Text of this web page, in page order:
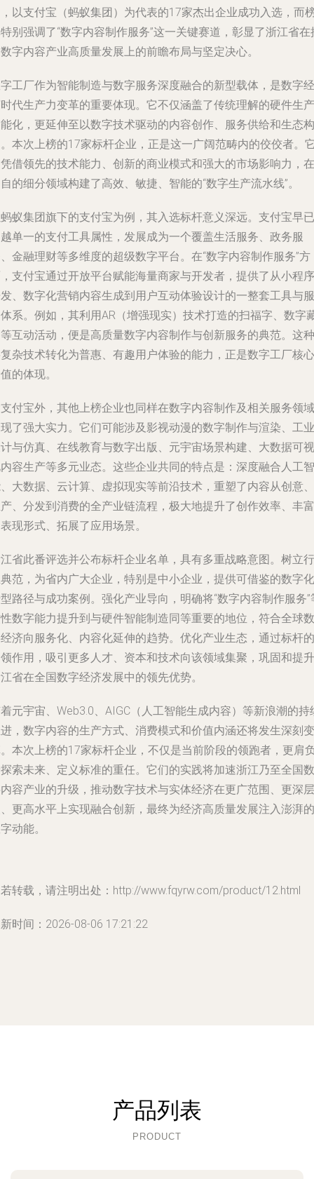
以支付宝（蚂蚁集团）为代表的17家杰出企业成功入选，而
别强调了“数字内容制作服务”这一关键赛道，彰显了浙江省在
字内容产业高质量发展上的前瞻布局与坚定决心。
工厂作为智能制造与数字服务深度融合的新型载体，是数字经
代生产力变革的重要体现。它不仅涵盖了传统理解的硬件生产
化，更延伸至以数字技术驱动的内容创作、服务供给和生态构
本次上榜的17家标杆企业，正是这一广阔范畴内的佼佼者。
借领先的技术能力、创新的商业模式和强大的市场影响力，在
的细分领域构建了高效、敏捷、智能的“数字生产流水线”。
蚁集团旗下的支付宝为例，其入选标杆意义深远。支付宝早已
单一的支付工具属性，发展成为一个覆盖生活服务、政务服
金融理财等多维度的超级数字平台。在“数字内容制作服务”方
支付宝通过开放平台赋能海量商家与开发者，提供了从小程序
、数字化营销内容生成到用户互动体验设计的一整套工具与服
系。例如，其利用AR（增强现实）技术打造的扫福字、数字
互动活动，便是高质量数字内容制作与创新服务的典范。这种
杂技术转化为普惠、有趣用户体验的能力，正是数字工厂核心
的体现。
付宝外，其他上榜企业也同样在数字内容制作及相关服务领域
了强大实力。它们可能涉及影视动漫的数字制作与渲染、工业
与仿真、在线教育与数字出版、元宇宙场景构建、大数据可视
容生产等多元业态。这些企业共同的特点是：深度融合人工智
大数据、云计算、虚拟现实等前沿技术，重塑了内容从创意、
、分发到消费的全产业链流程，极大地提升了创作效率、丰富
现形式、拓展了应用场景。
省此番评选并公布标杆企业名单，具有多重战略意图。树立行
范，为省内广大企业，特别是中小企业，提供可借鉴的数字化
路径与成功案例。强化产业导向，明确将“数字内容制作服务”
数字能力提升到与硬件智能制造同等重要的地位，符合全球数
济向服务化、内容化延伸的趋势。优化产业生态，通过标杆的
作用，吸引更多人才、资本和技术向该领域集聚，巩固和提升
省在全国数字经济发展中的领先优势。
元宇宙、Web3.0、AIGC（人工智能生成内容）等新浪潮的持
，数字内容的生产方式、消费模式和价值内涵还将发生深刻变
本次上榜的17家标杆企业，不仅是当前阶段的领跑者，更肩
索未来、定义标准的重任。它们的实践将加速浙江乃至全国数
容产业的升级，推动数字技术与实体经济在更广范围、更深层
更高水平上实现融合创新，最终为经济高质量发展注入澎湃的
动能。
转载，请注明出处：http://www.fqyrw.com/product/12.html
时间：2026-08-06 17:21:22
产品列表
PRODUCT